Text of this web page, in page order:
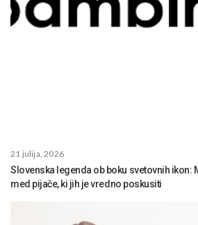
21 julija, 2026
Slovenska legenda ob boku svetovnih ikon:
med pijače, ki jih je vredno poskusiti